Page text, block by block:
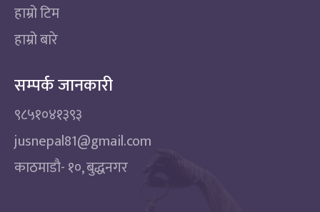
हाम्रो टिम
हाम्रो बारे
सम्पर्क जानकारी
९८५१०४१३९३
jusnepal81@gmail.com
काठमाडाै‌- १०, बुद्धनगर